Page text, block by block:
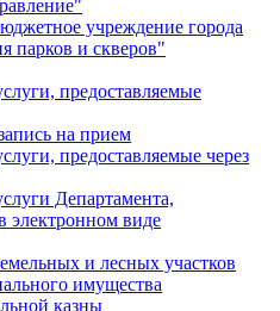
учреждение города
парков и скверов"
предоставляемые
на прием
предоставляемые через
Департамента,
электронном виде
и лесных участков
имущества
казны